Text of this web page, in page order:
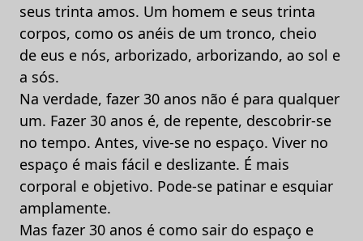
seus trinta amos. Um homem e seus trinta
corpos, como os anéis de um tronco, cheio
de eus e nós, arborizado, arborizando, ao sol e
a sós.
Na verdade, fazer 30 anos não é para qualquer
um. Fazer 30 anos é, de repente, descobrir-se
no tempo. Antes, vive-se no espaço. Viver no
espaço é mais fácil e deslizante. É mais
corporal e objetivo. Pode-se patinar e esquiar
amplamente.
Mas fazer 30 anos é como sair do espaço e